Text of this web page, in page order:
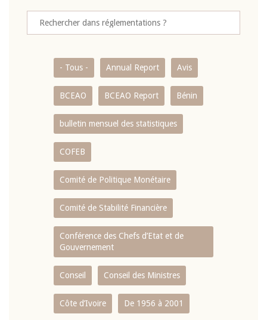
- Tous - Annual Report Avis
BCEAO BCEAO Report Bénin
bulletin mensuel des statistiques
COFEB
Comité de Politique Monétaire
Comité de Stabilité Financière
Conférence des Chefs d’Etat et de
Gouvernement
Conseil Conseil des Ministres
Côte d’Ivoire De 1956 à 2001